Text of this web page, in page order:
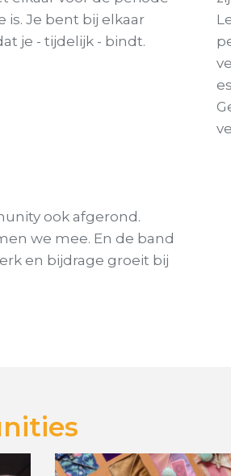
is. Je bent bij elkaar
je - tijdelijk - bindt.
ook afgerond.
we mee. En de band
en bijdrage groeit bij